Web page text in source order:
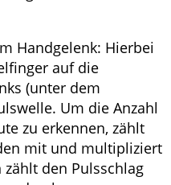
Handgelenk: Hierbei
auf die
(unter dem
Um die Anzahl
zu erkennen, zählt
mit und multipliziert
den Pulsschlag